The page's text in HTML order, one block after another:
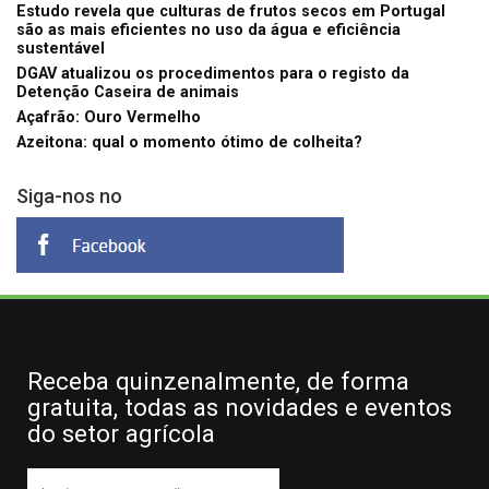
Estudo revela que culturas de frutos secos em Portugal
são as mais eficientes no uso da água e eficiência
sustentável
DGAV atualizou os procedimentos para o registo da
Detenção Caseira de animais
Açafrão: Ouro Vermelho
Azeitona: qual o momento ótimo de colheita?
Siga-nos no
Receba quinzenalmente, de forma
gratuita, todas as novidades e eventos
do setor agrícola